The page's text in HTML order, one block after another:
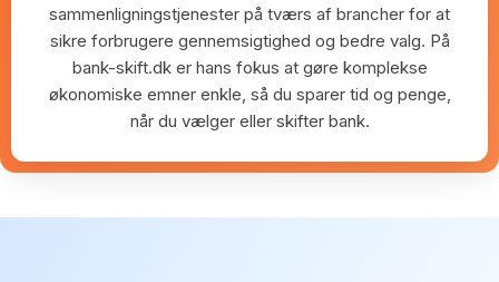
sammenligningstjenester på tværs af brancher for at
sikre forbrugere gennemsigtighed og bedre valg. På
bank-skift.dk er hans fokus at gøre komplekse
økonomiske emner enkle, så du sparer tid og penge,
når du vælger eller skifter bank.